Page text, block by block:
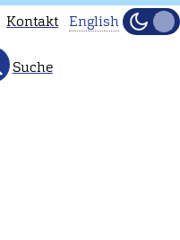
Kontakt English
Hell
Suche